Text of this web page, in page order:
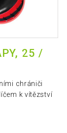
25 /
chrániči
k vítězství